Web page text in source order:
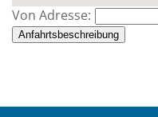
Von Adresse:
Anfahrtsbeschreibung